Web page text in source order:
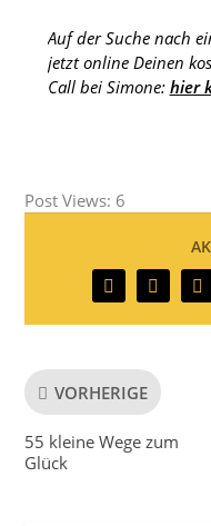
Auf der Suche nach
jetzt online Deinen
Call bei Simone: hier
Post Views: 6
VORHERIGE
55 kleine Wege zum
Glück